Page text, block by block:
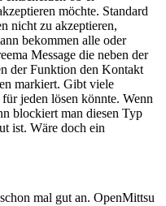
möchte. Standard
nicht zu akzeptieren,
bekommen alle oder
Message die neben der
der Funktion den Kontakt
markiert. Gibt viele
jeden lösen könnte. Wenn
blockiert man diesen Typ
ist. Wäre doch ein
mal gut an. OpenMittsu